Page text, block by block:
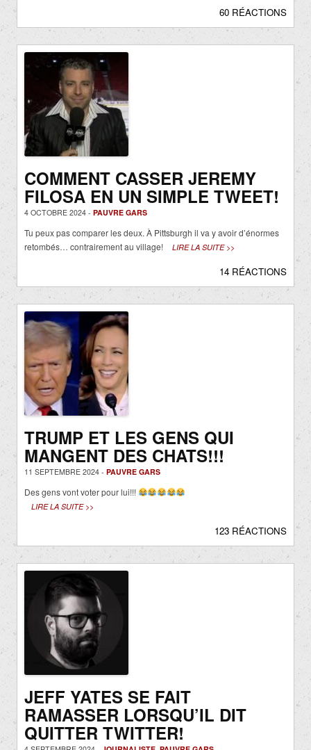
60 RÉACTIONS
COMMENT CASSER JEREMY
FILOSA EN UN SIMPLE TWEET!
4 OCTOBRE 2024 - PAUVRE GARS
Tu peux pas comparer les deux. À Pittsburgh il va y avoir d’énormes
retombés… contrairement au village!
LIRE LA SUITE >>
14 RÉACTIONS
TRUMP ET LES GENS QUI
MANGENT DES CHATS!!!
11 SEPTEMBRE 2024 - PAUVRE GARS
Des gens vont voter pour lui!!!
LIRE LA SUITE >>
123 RÉACTIONS
JEFF YATES SE FAIT
RAMASSER LORSQU’IL DIT
QUITTER TWITTER!